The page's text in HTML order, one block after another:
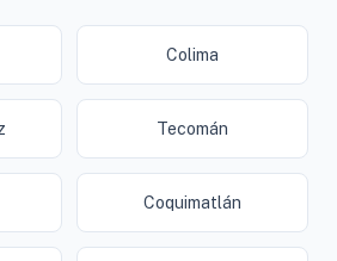
Colima
Tecomán
Coquimatlán